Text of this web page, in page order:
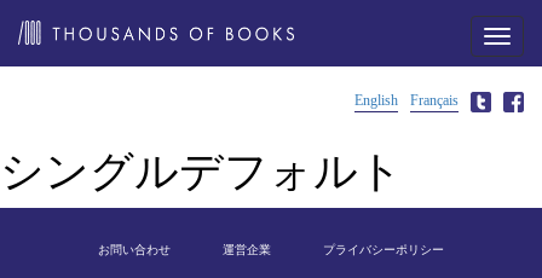
メ
ュ
English Français
シングルデフォルト
お問い合わせ 運営企業 プライバシーポリシー